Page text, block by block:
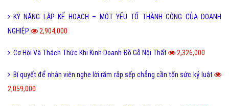
KỸ NĂNG LẬP KẾ HOẠCH – MỘT YẾU TỐ THÀNH CÔNG CỦA DOANH
NGHIỆP
2,904,000
Cơ Hội Và Thách Thức Khi Kinh Doanh Đồ Gỗ Nội Thất 2,326,000
Bí quyết để nhân viên nghe lời răm rắp sếp chẳng cần tốn sức kỷ luật
2,059,000